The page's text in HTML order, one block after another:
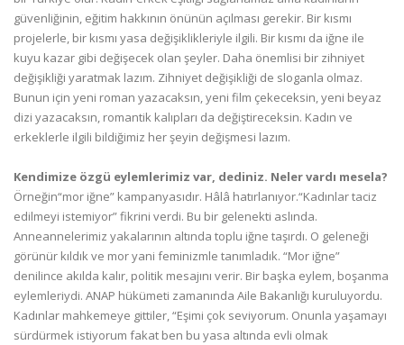
güvenliğinin, eğitim hakkının önünün açılması gerekir. Bir kısmı
projelerle, bir kısmı yasa değişiklikleriyle ilgili. Bir kısmı da iğne ile
kuyu kazar gibi değişecek olan şeyler. Daha önemlisi bir zihniyet
değişikliği yaratmak lazım. Zihniyet değişikliği de sloganla olmaz.
Bunun için yeni roman yazacaksın, yeni film çekeceksin, yeni beyaz
dizi yazacaksın, romantik kalıpları da değiştireceksin. Kadın ve
erkeklerle ilgili bildiğimiz her şeyin değişmesi lazım.
Kendimize özgü eylemlerimiz var, dediniz. Neler vardı mesela?
Örneğin“mor iğne” kampanyasıdır. Hâlâ hatırlanıyor.“Kadınlar taciz
edilmeyi istemiyor” fikrini verdi. Bu bir gelenekti aslında.
Anneannelerimiz yakalarının altında toplu iğne taşırdı. O geleneği
görünür kıldık ve mor yani feminizmle tanımladık. “Mor iğne”
denilince akılda kalır, politik mesajını verir. Bir başka eylem, boşanma
eylemleriydi. ANAP hükümeti zamanında Aile Bakanlığı kuruluyordu.
Kadınlar mahkemeye gittiler, “Eşimi çok seviyorum. Onunla yaşamayı
sürdürmek istiyorum fakat ben bu yasa altında evli olmak